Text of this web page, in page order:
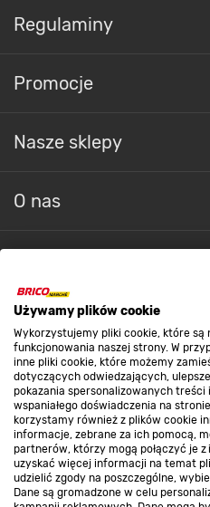
Używamy plików cookie
Wykorzystujemy pliki cookie, które są
funkcjonowania naszej strony. W
inne pliki cookie, które możemy
dotyczących odwiedzających,
pokazania spersonalizowanych treści
wspaniałego doświadczenia na
korzystamy również z plików cookie
informacje, zebrane za ich pomocą,
partnerów, którzy mogą połączyć je
uzyskać więcej informacji na temat
udzielić zgody na poszczególne,
Dane są gromadzone w celu
Regulaminy
Promocje
Nasze sklepy
O nas
Strefa biznesu
Dołącz do nas
Metody płatności